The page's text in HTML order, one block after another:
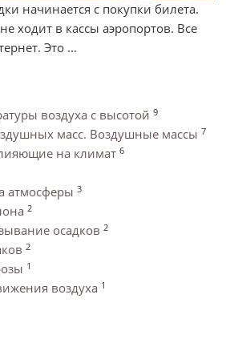
начинается с покупки билета.
ходит в кассы аэропортов. Все
Это ...
воздуха с высотой 9
масс. Воздушные массы 7
на климат 6
атмосферы 3
2
осадков 2
2
1
воздуха 1